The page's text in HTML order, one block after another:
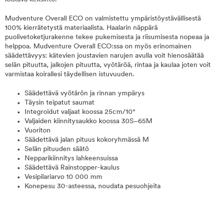
Mudventure Overall ECO on valmistettu ympäristöystävällisestä
100% kierrätetystä materiaalista. Haalarin näppärä
puolivetoketjurakenne tekee pukemisesta ja riisumisesta nopeaa ja
helppoa. Mudventure Overall ECO:ssa on myös erinomainen
säädettävyys: kätevien joustavien narujen avulla voit hienosäätää
selän pituutta, jalkojen pituutta, vyötäröä, rintaa ja kaulaa joten voit
varmistaa koirallesi täydellisen istuvuuden.
Säädettävä vyötärön ja rinnan ympärys
Täysin teipatut saumat
Integroidut valjaat koossa 25cm/10"
Valjaiden kiinnitysaukko koossa 30S–65M
Vuoriton
Säädettävä jalan pituus kokoryhmässä M
Selän pituuden säätö
Nepparikiinnitys lahkeensuissa
Säädettävä Rainstopper-kaulus
Vesipilariarvo 10 000 mm
Konepesu 30-asteessa, noudata pesuohjeita